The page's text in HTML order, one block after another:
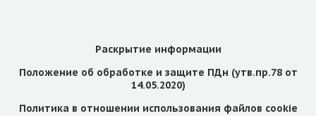
Раскрытие информации
Положение об обработке и защите ПДн (утв.пр.78 от
14.05.2020)
Политика в отношении использования файлов cookie